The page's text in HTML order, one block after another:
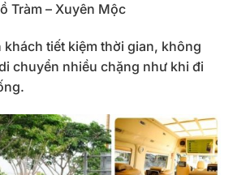
Tràm – Xuyên Mộc
tiết kiệm thời gian, không
chuyển nhiều chặng như khi đi